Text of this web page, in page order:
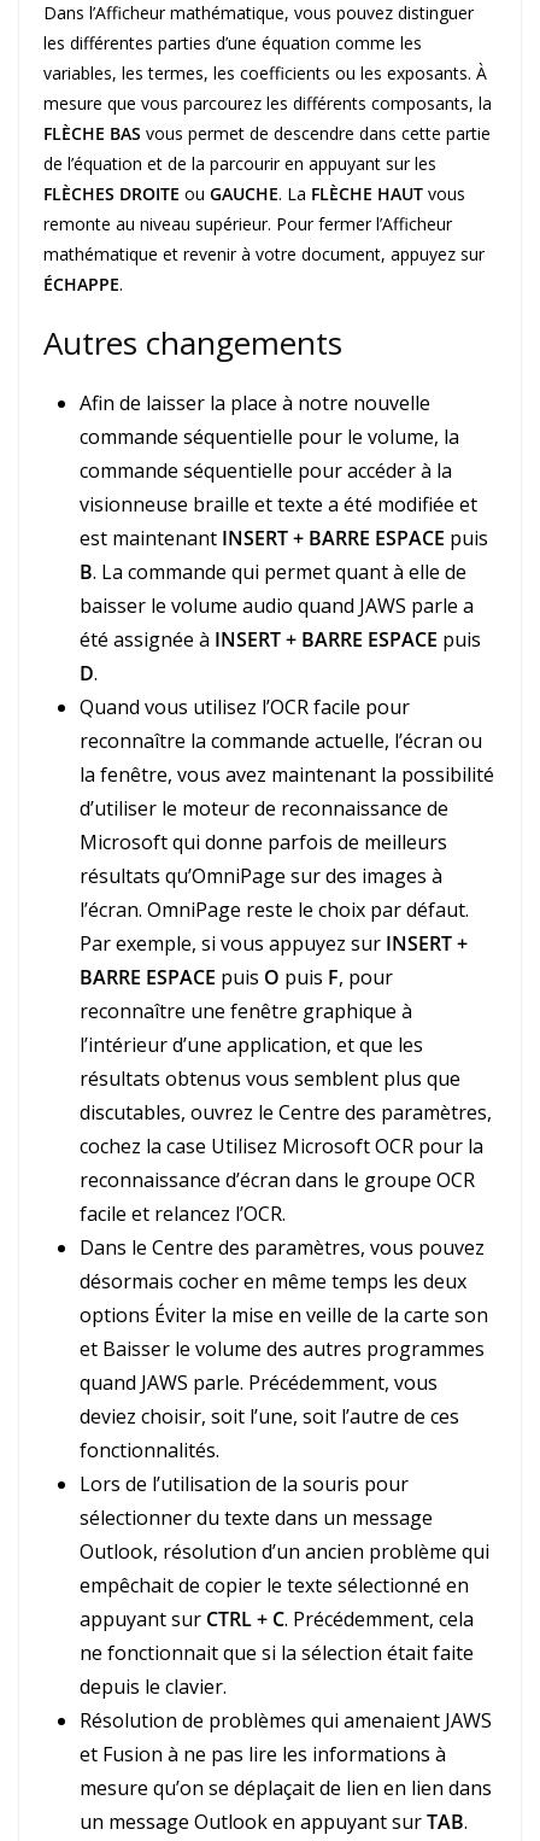
Dans l’Afficheur mathématique, vous pouvez distinguer
les différentes parties d’une équation comme les
variables, les termes, les coefficients ou les exposants. À
mesure que vous parcourez les différents composants, la
FLÈCHE BAS vous permet de descendre dans cette partie
de l’équation et de la parcourir en appuyant sur les
FLÈCHES DROITE ou GAUCHE. La FLÈCHE HAUT vous
remonte au niveau supérieur. Pour fermer l’Afficheur
mathématique et revenir à votre document, appuyez sur
ÉCHAPPE.
Autres changements
Afin de laisser la place à notre nouvelle
commande séquentielle pour le volume, la
commande séquentielle pour accéder à la
visionneuse braille et texte a été modifiée et
est maintenant INSERT + BARRE ESPACE puis
B. La commande qui permet quant à elle de
baisser le volume audio quand JAWS parle a
été assignée à INSERT + BARRE ESPACE puis
D.
Quand vous utilisez l’OCR facile pour
reconnaître la commande actuelle, l’écran ou
la fenêtre, vous avez maintenant la possibilité
d’utiliser le moteur de reconnaissance de
Microsoft qui donne parfois de meilleurs
résultats qu’OmniPage sur des images à
l’écran. OmniPage reste le choix par défaut.
Par exemple, si vous appuyez sur INSERT +
BARRE ESPACE puis O puis F, pour
reconnaître une fenêtre graphique à
l’intérieur d’une application, et que les
résultats obtenus vous semblent plus que
discutables, ouvrez le Centre des paramètres,
cochez la case Utilisez Microsoft OCR pour la
reconnaissance d’écran dans le groupe OCR
facile et relancez l’OCR.
Dans le Centre des paramètres, vous pouvez
désormais cocher en même temps les deux
options Éviter la mise en veille de la carte son
et Baisser le volume des autres programmes
quand JAWS parle. Précédemment, vous
deviez choisir, soit l’une, soit l’autre de ces
fonctionnalités.
Lors de l’utilisation de la souris pour
sélectionner du texte dans un message
Outlook, résolution d’un ancien problème qui
empêchait de copier le texte sélectionné en
appuyant sur CTRL + C. Précédemment, cela
ne fonctionnait que si la sélection était faite
depuis le clavier.
Résolution de problèmes qui amenaient JAWS
et Fusion à ne pas lire les informations à
mesure qu’on se déplaçait de lien en lien dans
un message Outlook en appuyant surTAB.